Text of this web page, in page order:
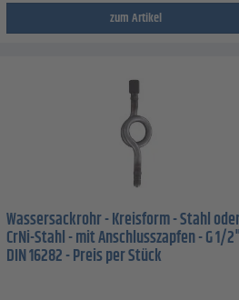
zum Artikel
Wassersackrohr - Kreisform - Stahl
CrNi-Stahl - mit Anschlusszapfen - G 1/
DIN 16282 - Preis per Stück